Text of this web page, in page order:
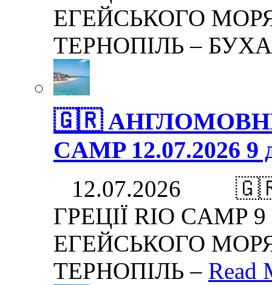
ЕГЕЙСЬКОГО
ТЕРНОПІЛЬ –
🇬🇷
CAMP 12.07.2026 9
12.07.2026 🇬🇷
ГРЕЦІЇ RIO CAMP 9
ЕГЕЙСЬКОГО
ТЕРНОПІЛЬ – Read